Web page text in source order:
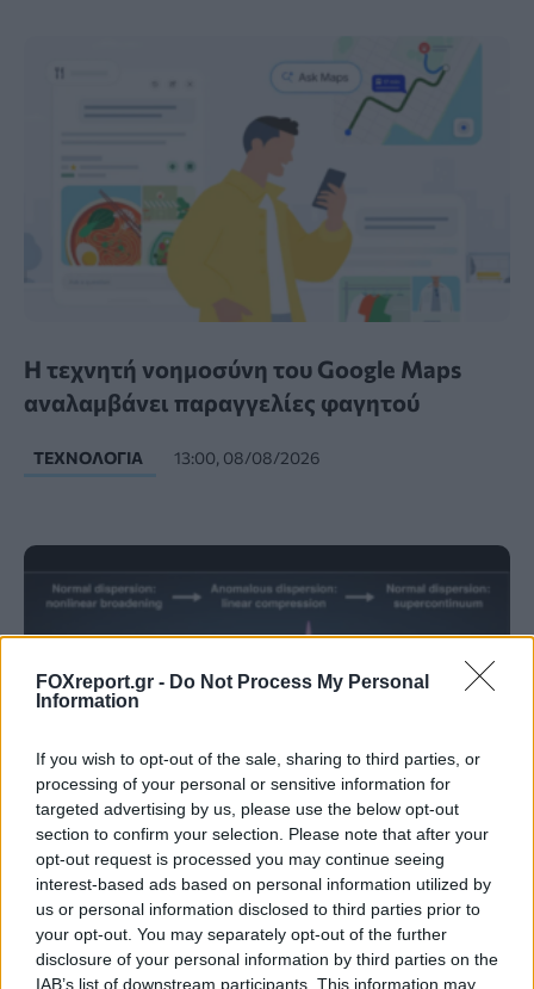
FOXreport.gr - Do Not Process My Personal
Information
If you wish to opt-out of the sale, sharing to third parties, or
processing of your personal or sensitive information for
targeted advertising by us, please use the below opt-out
section to confirm your selection. Please note that after your
opt-out request is processed you may continue seeing
interest-based ads based on personal information utilized by
us or personal information disclosed to third parties prior to
your opt-out. You may separately opt-out of the further
disclosure of your personal information by third parties on the
IAB’s list of downstream participants. This information may
Η τεχνητή νοημοσύνη του Google Maps
αναλαμβάνει παραγγελίες φαγητού
ΤΕΧΝΟΛΟΓΊΑ 13:00, 08/08/2026
Νέα τεχνική διπλασιάζει το φάσμα
λειτουργίας των «λευκών λέιζερ»
ΕΠΙΣΤΉΜΗ 11:00, 08/08/2026